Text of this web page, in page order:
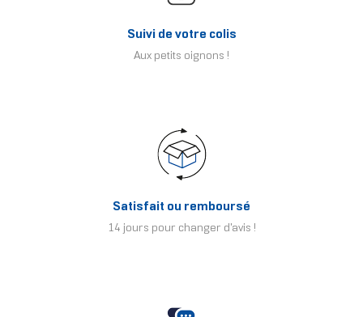
Suivi de votre colis
Aux petits oignons !
Satisfait ou remboursé
14 jours pour changer d'avis !